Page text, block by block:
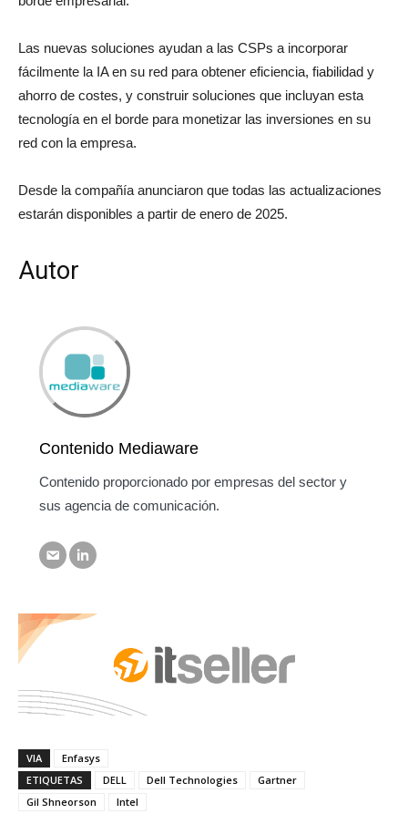
Las nuevas soluciones ayudan a las CSPs a incorporar
fácilmente la IA en su red para obtener eficiencia, fiabilidad y
ahorro de costes, y construir soluciones que incluyan esta
tecnología en el borde para monetizar las inversiones en su
red con la empresa.
Desde la compañía anunciaron que todas las actualizaciones
estarán disponibles a partir de enero de 2025.
Autor
Contenido Mediaware
Contenido proporcionado por empresas del sector y
sus agencia de comunicación.
VIA
Enfasys
ETIQUETAS
DELL Dell Technologies
Gartner
Gil Shneorson
Intel